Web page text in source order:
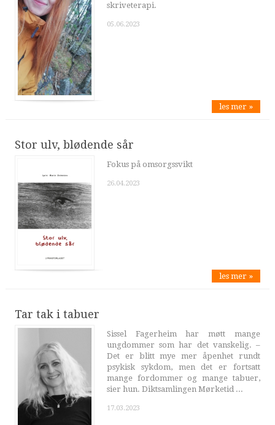
skriveterapi.
05.06.2023
les mer »
Stor ulv, blødende sår
Fokus på omsorgssvikt
26.04.2023
les mer »
Tar tak i tabuer
Sissel Fagerheim har møtt mange
ungdommer som har det vanskelig. –
Det er blitt mye mer åpenhet rundt
psykisk sykdom, men det er fortsatt
mange fordommer og mange tabuer,
sier hun. Diktsamlingen Mørketid ...
17.03.2023